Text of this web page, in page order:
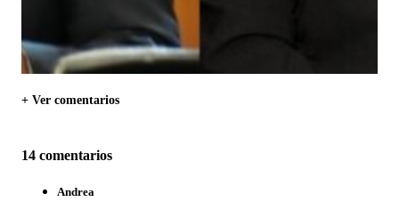
+ Ver comentarios
14 comentarios
Andrea